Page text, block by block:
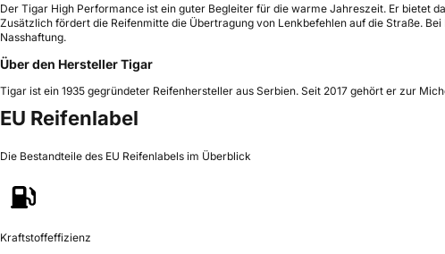
Der Tigar High Performance ist ein guter Begleiter für die warme Jahreszeit. Er bietet
Zusätzlich fördert die Reifenmitte die Übertragung von Lenkbefehlen auf die Straße.
Nasshaftung.
Über den Hersteller Tigar
Tigar ist ein 1935 gegründeter Reifenhersteller aus Serbien. Seit 2017 gehört er zur
EU Reifenlabel
Die Bestandteile des EU Reifenlabels im Überblick
Kraftstoffeffizienz